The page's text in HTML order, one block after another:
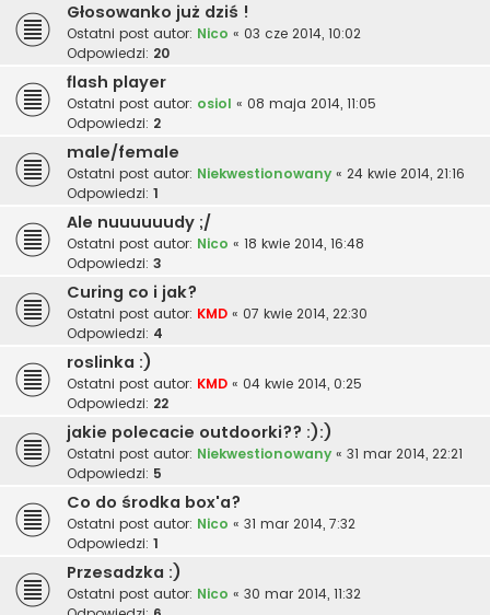
Głosowanko już dziś !
Ostatni post autor: Nico « 03 cze 2014, 10:02
Odpowiedzi: 20
flash player
Ostatni post autor: osiol « 08 maja 2014, 11:05
Odpowiedzi: 2
male/female
Ostatni post autor: Niekwestionowany « 24 kwie 2014, 21:16
Odpowiedzi: 1
Ale nuuuuuudy ;/
Ostatni post autor: Nico « 18 kwie 2014, 16:48
Odpowiedzi: 3
Curing co i jak?
Ostatni post autor: KMD « 07 kwie 2014, 22:30
Odpowiedzi: 4
roslinka :)
Ostatni post autor: KMD « 04 kwie 2014, 0:25
Odpowiedzi: 22
jakie polecacie outdoorki?? :):)
Ostatni post autor: Niekwestionowany « 31 mar 2014, 22:21
Odpowiedzi: 5
Co do środka box'a?
Ostatni post autor: Nico « 31 mar 2014, 7:32
Odpowiedzi: 1
Przesadzka :)
Ostatni post autor: Nico « 30 mar 2014, 11:32